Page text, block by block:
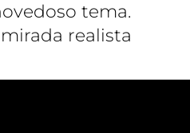
tema.
realista